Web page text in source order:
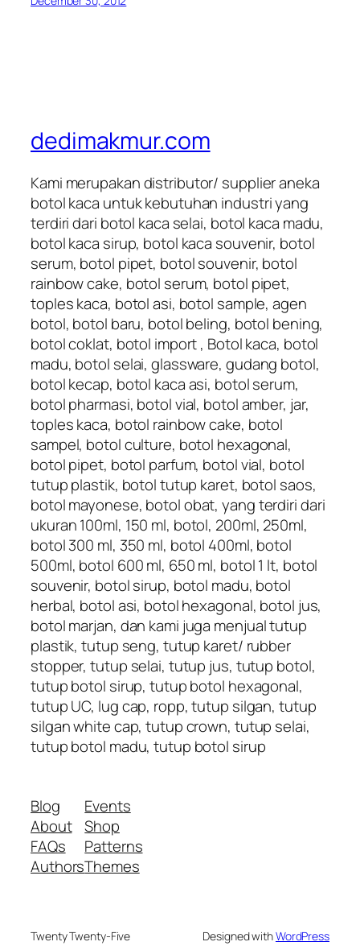
dedimakmur.com
Kami merupakan distributor/ supplier aneka
botol kaca untuk kebutuhan industri yang
terdiri dari botol kaca selai, botol kaca madu,
botol kaca sirup, botol kaca souvenir, botol
serum, botol pipet, botol souvenir, botol
rainbow cake, botol serum, botol pipet,
toples kaca, botol asi, botol sample, agen
botol, botol baru, botol beling, botol bening,
botol coklat, botol import , Botol kaca, botol
madu, botol selai, glassware, gudang botol,
botol kecap, botol kaca asi, botol serum,
botol pharmasi, botol vial, botol amber, jar,
toples kaca, botol rainbow cake, botol
sampel, botol culture, botol hexagonal,
botol pipet, botol parfum, botol vial, botol
tutup plastik, botol tutup karet, botol saos,
botol mayonese, botol obat, yang terdiri dari
ukuran 100ml, 150 ml, botol, 200ml, 250ml,
botol 300 ml, 350 ml, botol 400ml, botol
500ml, botol 600 ml, 650 ml, botol 1 lt, botol
souvenir, botol sirup, botol madu, botol
herbal, botol asi, botol hexagonal, botol jus,
botol marjan, dan kami juga menjual tutup
plastik, tutup seng, tutup karet/ rubber
stopper, tutup selai, tutup jus, tutup botol,
tutup botol sirup, tutup botol hexagonal,
tutup UC, lug cap, ropp, tutup silgan, tutup
silgan white cap, tutup crown, tutup selai,
tutup botol madu, tutup botol sirup
Blog
About
FAQs
Authors
Events
Shop
Patterns
Themes
Twenty Twenty-Five Designed withWordPress